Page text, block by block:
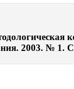
2003. № 1.